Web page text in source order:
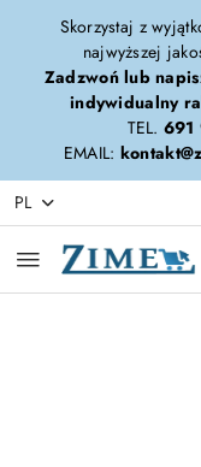
Przejdź do
Przejdź do
Przejdź do
Przejdź do
Przejdź do
Przejdź do
Skorzystaj z
najwyższej
Zadzwoń lub
indywidualny
TEL. 691
EMAIL:
PL